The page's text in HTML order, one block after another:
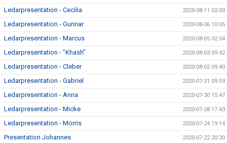
Ledarpresentation - Cecilia 2020-08-11 02:00
Ledarpresentation - Gunnar 2020-08-06 10:05
Ledarpresentation - Marcus 2020-08-05 02:54
Ledarpresentation - ”Khash” 2020-08-03 09:42
Ledarpresentation - Cleber 2020-08-02 09:40
Ledarpresentation - Gabriel 2020-07-31 09:59
Ledarpresentation - Anna 2020-07-30 15:47
Ledarpresentation - Micke 2020-07-28 17:43
Ledarpresentation - Morris 2020-07-24 19:14
Presentation Johannes 2020-07-22 20:30